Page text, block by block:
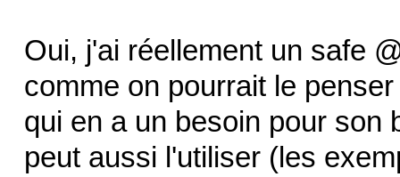
Oui, j'ai réellement un safe
comme on pourrait le
qui en a un besoin pour son
peut aussi l'utiliser (les